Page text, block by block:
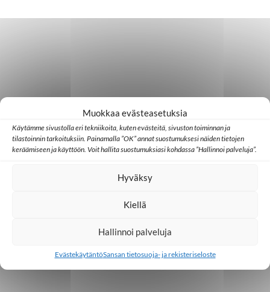
Muokkaa evästeasetuksia
Käytämme sivustolla eri tekniikoita, kuten evästeitä, sivuston toiminnan ja
tilastoinnin tarkoituksiin. Painamalla ”OK” annat suostumuksesi näiden tietojen
keräämiseen ja käyttöön. Voit hallita suostumuksiasi kohdassa ”Hallinnoi palveluja”.
Hyväksy
Kiellä
Hallinnoi palveluja
EvästekäytäntöSansan tietosuoja- ja rekisteriseloste